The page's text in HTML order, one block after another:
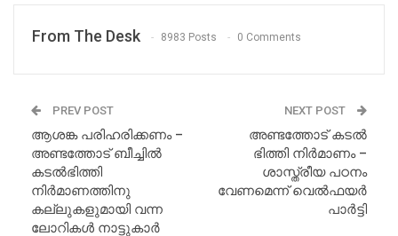
From The Desk 8983 Posts 0 Comments
PREV POST
ആശങ്ക പരിഹരിക്കണം –
അണ്ടത്തോട് ബീച്ചിൽ
കടൽഭിത്തി
നിർമാണത്തിനു
കല്ലുകളുമായി വന്ന
ലോറികൾ നാട്ടുകാർ
NEXT POST
അണ്ടത്തോട് കടൽ
ഭിത്തി നിർമാണം –
ശാസ്ത്രീയ പഠനം
വേണമെന്ന് വെൽഫയർ
പാർട്ടി